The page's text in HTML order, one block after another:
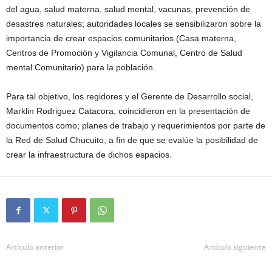
del agua, salud materna, salud mental, vacunas, prevención de
desastres naturales; autoridades locales se sensibilizaron sobre la
importancia de crear espacios comunitarios (Casa materna,
Centros de Promoción y Vigilancia Comunal, Centro de Salud
mental Comunitario) para la población.
Para tal objetivo, los regidores y el Gerente de Desarrollo social,
Marklin Rodriguez Catacora, coincidieron en la presentación de
documentos como; planes de trabajo y requerimientos por parte de
la Red de Salud Chucuito, a fin de que se evalúe la posibilidad de
crear la infraestructura de dichos espacios.
Artículo anterior Artículo siguiente